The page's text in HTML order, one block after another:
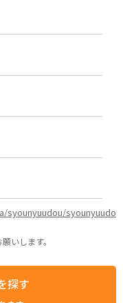
syounyuudou/syounyuudo
いします。
探す